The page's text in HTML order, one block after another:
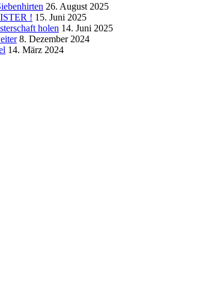
26. August 2025
! 15. Juni 2025
holen 14. Juni 2025
8. Dezember 2024
14. März 2024